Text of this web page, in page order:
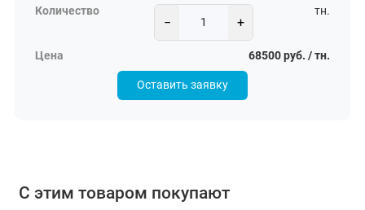
− +
тн.
68500 руб. / тн.
Оставить заявку
С этим товаром покупают